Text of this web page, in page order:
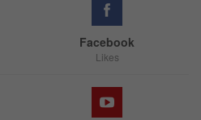
Facebook
Likes